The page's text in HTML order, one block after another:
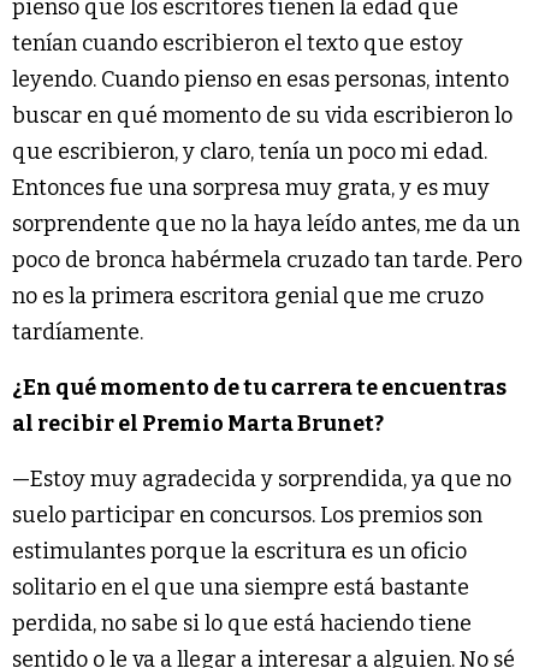
pienso que los escritores tienen la edad que
tenían cuando escribieron el texto que estoy
leyendo. Cuando pienso en esas personas, intento
buscar en qué momento de su vida escribieron lo
que escribieron, y claro, tenía un poco mi edad.
Entonces fue una sorpresa muy grata, y es muy
sorprendente que no la haya leído antes, me da un
poco de bronca habérmela cruzado tan tarde. Pero
no es la primera escritora genial que me cruzo
tardíamente.
¿En qué momento de tu carrera te encuentras
al recibir el Premio Marta Brunet?
—Estoy muy agradecida y sorprendida, ya que no
suelo participar en concursos. Los premios son
estimulantes porque la escritura es un oficio
solitario en el que una siempre está bastante
perdida, no sabe si lo que está haciendo tiene
sentido o le va a llegar a interesar a alguien. No sé